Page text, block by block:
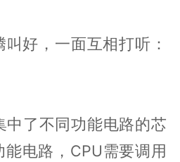
好，一面互相打听：
中了不同功能电路的芯
能电路，CPU需要调用